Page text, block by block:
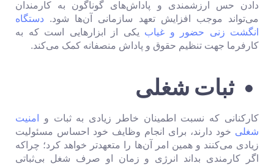
دادن حس ارزشمندی و پاداش‌های گوناگون به کارمندان
می‌تواند موجب افزایش تعهد سازمانی آن‌ها شود. دستگاه
انگشت زنی حضور و غیاب یکی از ابزارهایی است که به
کارفرما جهت تنظیم حقوق و پاداش منصفانه کمک می‌کند.
ثبات شغلی
کارکنانی که نسبت اطمینان خاطر زیادی به ثبات و
امنیت
شغلی خود دارند، برای انجام وظایف خود احساس مسئولیت
زیادی می‌کنند و همین امر آن‌ها را متعهدتر خواهد کرد؛ چراکه
اگر کارمندی بداند انرژی و زمان او صرف شغل بی‌ثباتی